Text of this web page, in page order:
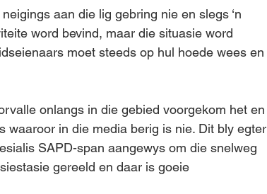
aan die lig gebring nie en slegs ‘n
word bevind, maar die situasie word
moet steeds op hul hoede wees en
onlangs in die gebied voorgekom het en
waaroor in die media berig is nie. Dit bly egter
SAPD-span aangewys om die snelweg
gereeld en daar is goeie